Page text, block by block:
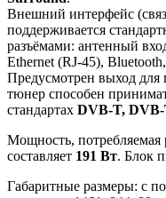
Внешний интерфейс
поддерживается
разъёмами: антенный
Ethernet (RJ-45),
Предусмотрен выход
тюнер способен
стандартах DVB-T,
Мощность, потребляемая
составляет 191 Вт. Блок
Габаритные размеры: с